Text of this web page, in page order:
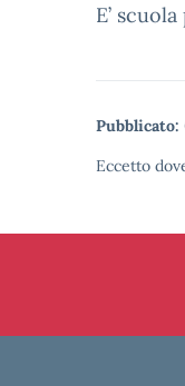
E’
Pubblicato:
Eccetto